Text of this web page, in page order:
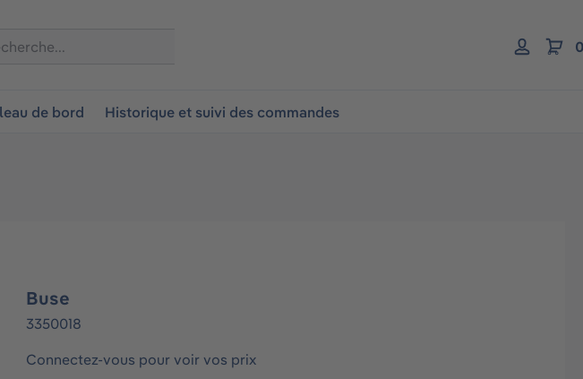
de bord Historique et suivi des commandes
Buse
3350018
Connectez-vous pour voir vos prix